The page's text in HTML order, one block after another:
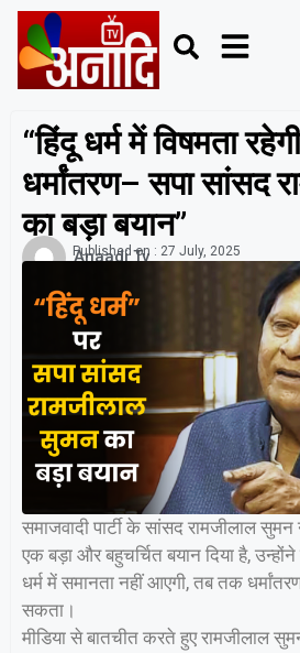
“हिंदू धर्म में विषमता
धर्मांतरण– सपा सांसद
का बड़ा बयान”
Anaadi Tv
Published on : 27 July, 2025
समाजवादी पार्टी के सांसद रामजीलाल सुमन
एक बड़ा और बहुचर्चित बयान दिया है,
धर्म में समानता नहीं आएगी, तब तक
सकता।
मीडिया से बातचीत करते हुए रामजीलाल